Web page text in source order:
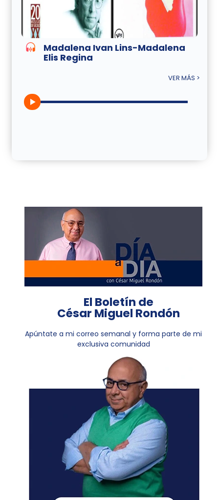
Madalena Ivan Lins-Madalena
Elis Regina
VER MÁS >
El Boletín de
César Miguel Rondón
Apúntate a mi correo semanal y forma parte de mi
exclusiva comunidad